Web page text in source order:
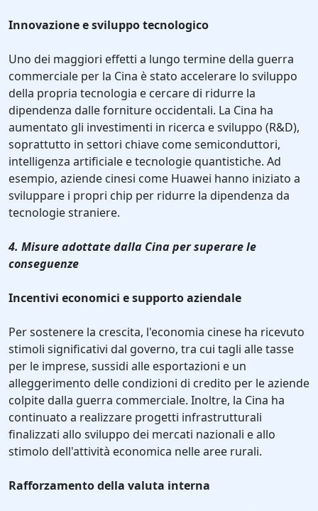
Innovazione e sviluppo tecnologico
Uno dei maggiori effetti a lungo termine della guerra
commerciale per la Cina è stato accelerare lo sviluppo
della propria tecnologia e cercare di ridurre la
dipendenza dalle forniture occidentali. La Cina ha
aumentato gli investimenti in ricerca e sviluppo (R&D),
soprattutto in settori chiave come semiconduttori,
intelligenza artificiale e tecnologie quantistiche. Ad
esempio, aziende cinesi come Huawei hanno iniziato a
sviluppare i propri chip per ridurre la dipendenza da
tecnologie straniere.
4. Misure adottate dalla Cina per superare le
conseguenze
Incentivi economici e supporto aziendale
Per sostenere la crescita, l'economia cinese ha ricevuto
stimoli significativi dal governo, tra cui tagli alle tasse
per le imprese, sussidi alle esportazioni e un
alleggerimento delle condizioni di credito per le aziende
colpite dalla guerra commerciale. Inoltre, la Cina ha
continuato a realizzare progetti infrastrutturali
finalizzati allo sviluppo dei mercati nazionali e allo
stimolo dell'attività economica nelle aree rurali.
Rafforzamento della valuta interna